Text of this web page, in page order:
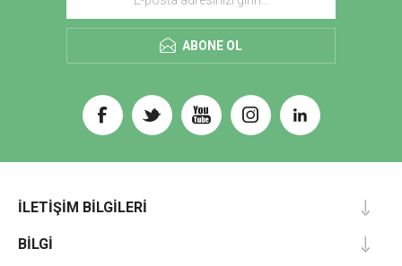
ABONE OL
İLETIŞIM BILGILERI
BILGI